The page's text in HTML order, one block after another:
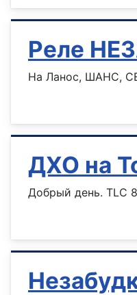
Реле
На Ланос, ШАНС,
ДХО на
Добрый день. TLC